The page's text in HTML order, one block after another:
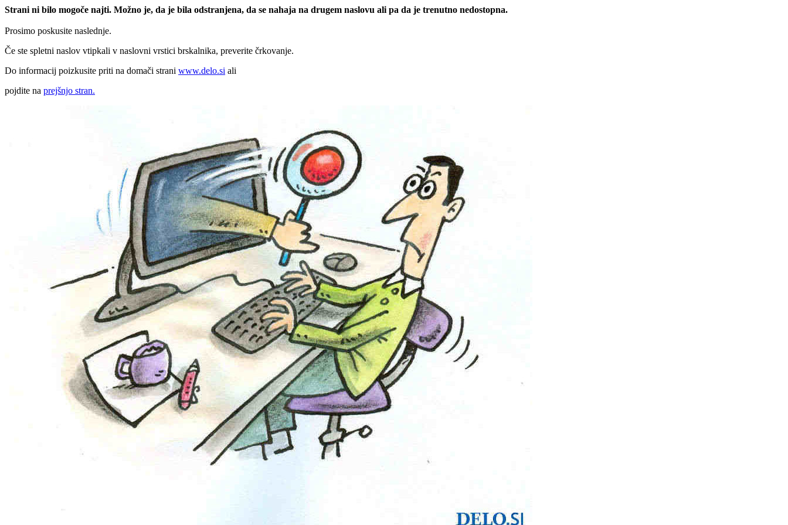
Strani ni bilo mogoče najti. Možno je, da je bila odstranjena, da se nahaja na drugem naslovu ali pa da je trenutno nedostopna.
Prosimo poskusite naslednje.
Če ste spletni naslov vtipkali v naslovni vrstici brskalnika, preverite črkovanje.
Do informacij poizkusite priti na domači strani www.delo.si ali
pojdite na prejšnjo stran.